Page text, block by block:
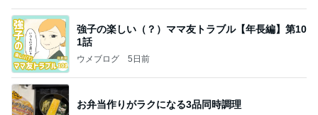
強子の楽しい（？）ママ友トラブル【年長編】第10
1話
ウメブログ 5日前
お弁当作りがラクになる3品同時調理